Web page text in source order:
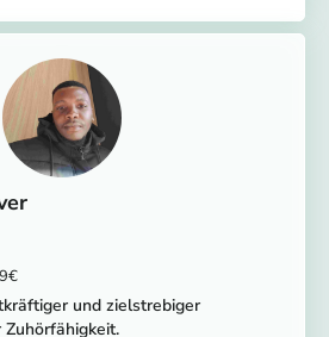
und zielstrebiger